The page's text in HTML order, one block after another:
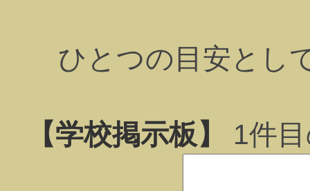
ひとつの目安とし
【学校掲示板】 1件